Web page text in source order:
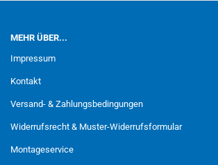
MEHR ÜBER...
Impressum
Kontakt
Versand- & Zahlungsbedingungen
Widerrufsrecht & Muster-Widerrufsformular
Montageservice